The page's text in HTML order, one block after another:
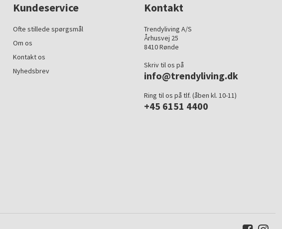
Kundeservice
Ofte stillede spørgsmål
Om os
Kontakt os
Nyhedsbrev
Kontakt
Trendyliving A/S
Århusvej 25
8410 Rønde
Skriv til os på
info@trendyliving.dk
Ring til os på tlf. (åben kl. 10-11)
+45 6151 4400